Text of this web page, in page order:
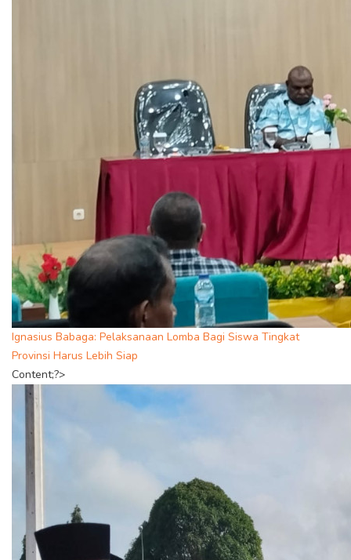
Ignasius Babaga: Pelaksanaan Lomba Bagi Siswa Tingkat
Provinsi Harus Lebih Siap
Content;?>